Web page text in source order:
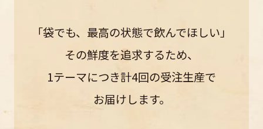
「袋でも、最高の状態で飲んでほしい」
その鮮度を追求するため、
1テーマにつき計4回の受注生産で
お届けします。